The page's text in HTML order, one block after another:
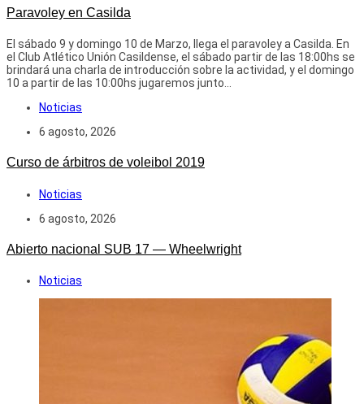
Paravoley en Casilda
El sábado 9 y domingo 10 de Marzo, llega el paravoley a Casilda. En
el Club Atlético Unión Casildense, el sábado partir de las 18:00hs se
brindará una charla de introducción sobre la actividad, y el domingo
10 a partir de las 10:00hs jugaremos junto...
Noticias
6 agosto, 2026
Curso de árbitros de voleibol 2019
Noticias
6 agosto, 2026
Abierto nacional SUB 17 — Wheelwright
Noticias